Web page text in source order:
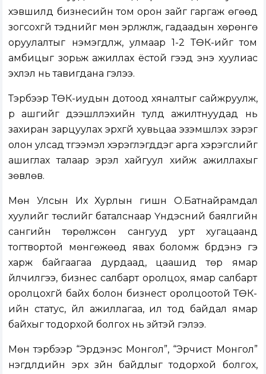
хэвшилд бизнесийн том орон зайг гаргаж өгөөд
зогсохгүй тэднийг мөн эрүүлжүүлж, гадаадын хөрөнгө
оруулалтыг нэмэгдүүлж, улмаар 1-2 ТӨК-ийг том
амбицыг зорьж ажиллах ёстой гээд энэ хуулиас
эхлэл нь тавигдана гэлээ.
Тэрбээр ТӨК-иудын дотоод хяналтыг сайжруулж,
үр ашгийг дээшлүүлэхийн тулд ажилтнуудад нь
захиран зарцуулах эрхгүй хувьцаа эзэмшүүлэх зэрэг
олон улсад түгээмэл хэрэглэгддэг арга хэрэгслийг
ашиглах талаар эрэл хайгуул хийж ажиллахыг
зөвлөв.
Мөн Улсын Их Хурлын гишүүн О.Батнайрамдал
хуулийг төслийг баталснаар Үндэсний баялгийн
сангийн төрөлжсөн сангууд урт хугацаанд
тогтвортой мөнгөжөөд явах боломж бүрдэнэ гэ
харж байгаагаа дурдаад, цаашид төр ямар
үйлчилгээ, бизнес салбарт оролцох, ямар салбарт
оролцохгүй байх болон бизнест оролцоотой ТӨК-
ийн статус, үйл ажиллагаа, ил тод байдал ямар
байхыг тодорхой болгох нь зүйтэй гэлээ.
Мөн тэрбээр “Эрдэнэс Монгол”, “Эрчист Монгол”
нэгдлүүдийн эрх зүйн байдлыг тодорхой болгох,